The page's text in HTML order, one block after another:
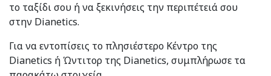
το ταξίδι σου ή να ξεκινήσεις την περιπέτειά σου
στην Dianetics.
Για να εντοπίσεις το πλησιέστερο Κέντρο της
Dianetics ή Ώντιτορ της Dianetics, συμπλήρωσε τα